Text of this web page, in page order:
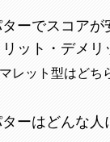
ーでスコアが
ット・デメリ
レット型はどち
ーはどんな人